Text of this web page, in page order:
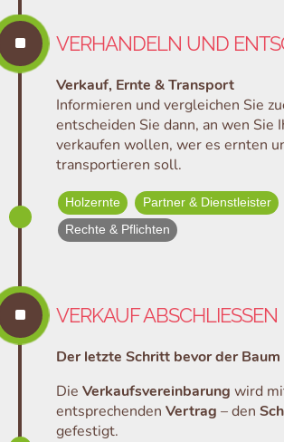
^ VERHANDELN UND
Verkauf, Ernte & Transport
Informieren und vergleichen Sie
entscheiden Sie dann, an wen Sie
verkaufen wollen, wer es ernten
transportieren soll.
Holzernte
Partner & Dienstleister
Rechte & Pflichten
^ VERKAUF ABSCHLIESSEN
Der letzte Schritt bevor der
Die Verkaufsvereinbarung wird
entsprechenden Vertrag – den
gefestigt.